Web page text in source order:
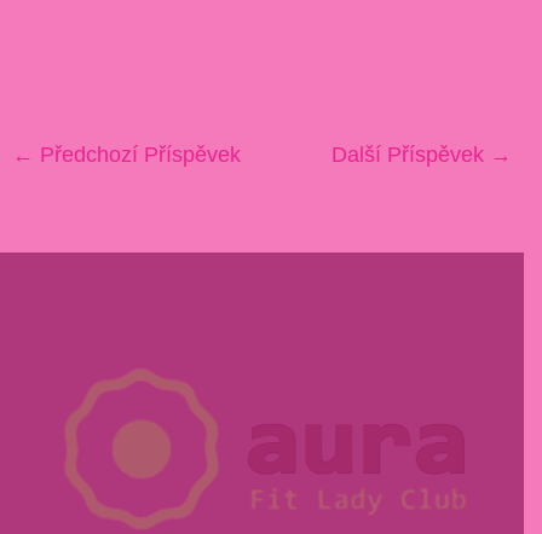
← Předchozí Příspěvek Další Příspěvek →